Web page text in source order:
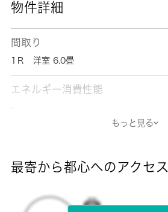
物件詳細
間取り
1Ｒ 洋室 6.0畳
エネルギー消費性能
-
もっと見る
最寄から都心へのアクセス